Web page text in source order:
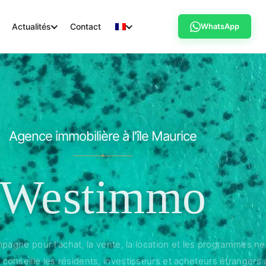
Actualités Contact WhatsApp
Agence immobilière à l'île Maurice
pour l'achat, la vente, la location et les programmes
conseille les résidents, investisseurs et acheteurs étrangers